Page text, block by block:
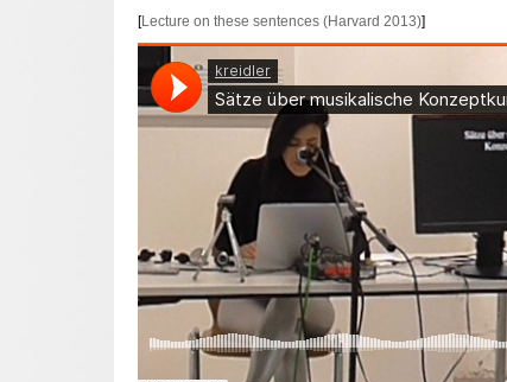
[Lecture on these sentences (Harvard 2013)]